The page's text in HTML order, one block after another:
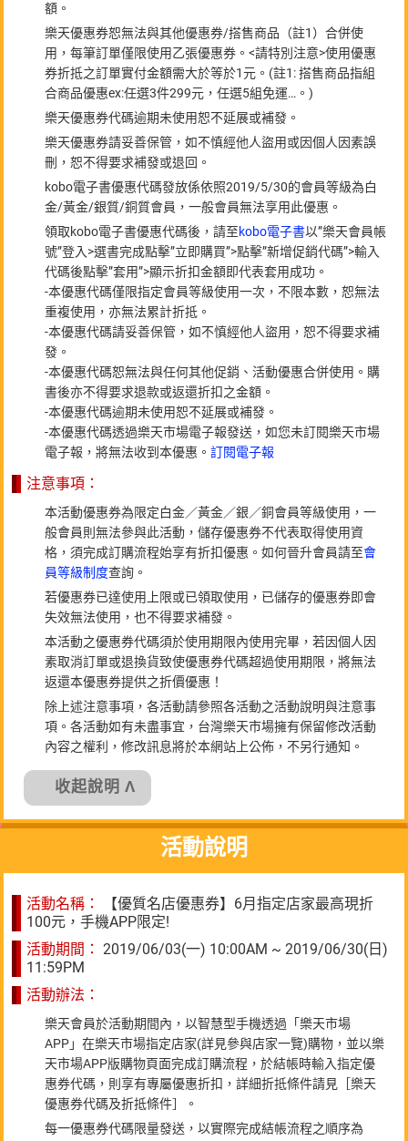
額。
樂天優惠券恕無法與其他優惠券/搭售商品（註1）合併使
用，每筆訂單僅限使用乙張優惠券。<請特別注意>使用優惠
券折抵之訂單實付金額需大於等於1元。(註1: 搭售商品指組
合商品優惠ex:任選3件299元，任選5組免運…。)
樂天優惠券代碼逾期未使用恕不延展或補發。
樂天優惠券請妥善保管，如不慎經他人盜用或因個人因素誤
刪，恕不得要求補發或退回。
kobo電子書優惠代碼發放係依照2019/5/30的會員等級為白
金/黃金/銀質/銅質會員，一般會員無法享用此優惠。
領取kobo電子書優惠代碼後，請至kobo電子書以”樂天會員帳
號”登入>選書完成點擊”立即購買”>點擊”新增促銷代碼”>輸入
代碼後點擊”套用”>顯示折扣金額即代表套用成功。
-本優惠代碼僅限指定會員等級使用一次，不限本數，恕無法
重複使用，亦無法累計折抵。
-本優惠代碼請妥善保管，如不慎經他人盜用，恕不得要求補
發。
-本優惠代碼恕無法與任何其他促銷、活動優惠合併使用。購
書後亦不得要求退款或返還折扣之金額。
-本優惠代碼逾期未使用恕不延展或補發。
-本優惠代碼透過樂天市場電子報發送，如您未訂閱樂天市場
電子報，將無法收到本優惠。 訂閱電子報
注意事項：
本活動優惠券為限定白金／黃金／銀／銅會員等級使用，一
般會員則無法參與此活動，儲存優惠券不代表取得使用資
格，須完成訂購流程始享有折扣優惠。如何晉升會員請至會
員等級制度查詢。
若優惠券已達使用上限或已領取使用，已儲存的優惠券即會
失效無法使用，也不得要求補發。
本活動之優惠券代碼須於使用期限內使用完畢，若因個人因
素取消訂單或退換貨致使優惠券代碼超過使用期限，將無法
返還本優惠券提供之折價優惠！
除上述注意事項，各活動請參照各活動之活動說明與注意事
項。各活動如有未盡事宜，台灣樂天市場擁有保留修改活動
內容之權利，修改訊息將於本網站上公佈，不另行通知。
收起說明 Λ
活動說明
活動名稱：
【優質名店優惠券】6月指定店家最高現折
100元，手機APP限定!
活動期間： 2019/06/03(一) 10:00AM ~ 2019/06/30(日)
11:59PM
活動辦法：
樂天會員於活動期間內，以智慧型手機透過「樂天市場
APP」在樂天市場指定店家(詳見參與店家一覽)購物，並以樂
天市場APP版購物頁面完成訂購流程，於結帳時輸入指定優
惠券代碼，則享有專屬優惠折扣，詳細折抵條件請見［樂天
優惠券代碼及折抵條件］。
每一優惠券代碼限量發送，以實際完成結帳流程之順序為